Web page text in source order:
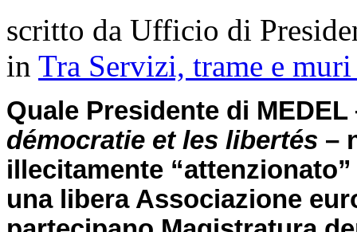
scritto da Ufficio di
in Tra Servizi, trame e
Quale Presidente di
démocratie et les libertés –
illecitamente
una libera Associazione